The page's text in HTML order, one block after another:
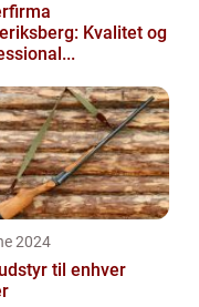
Kvalitet og
2024
til enhver